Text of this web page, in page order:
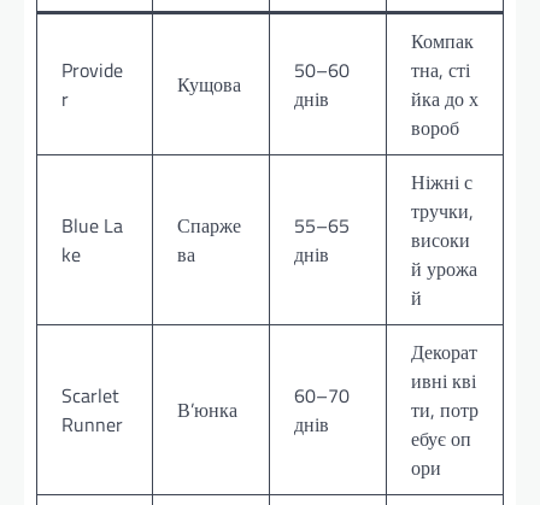
Provide
r
Кущова
50–60
днів
Компак
тна, сті
йка до х
вороб
Blue La
ke
Спарже
ва
55–65
днів
Ніжні с
тручки,
високи
й урожа
й
Scarlet
Runner
В’юнка
60–70
днів
Декорат
ивні кві
ти, потр
ебує оп
ори